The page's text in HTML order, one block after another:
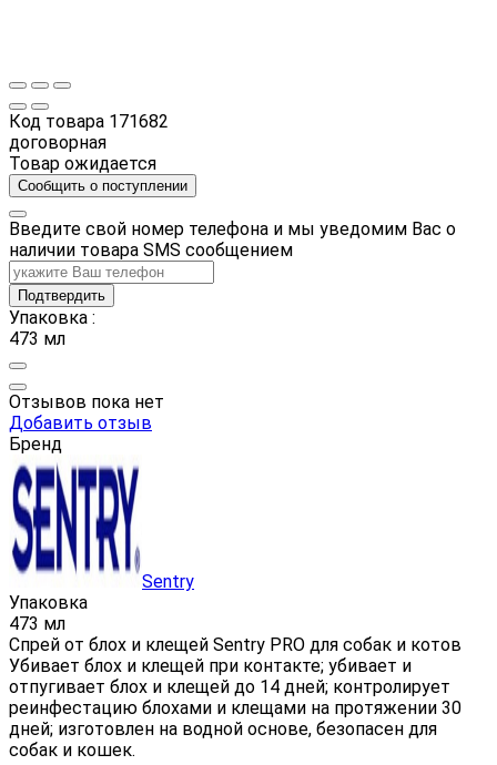
Код товара 171682
договорная
Товар ожидается
Сообщить о поступлении
Введите свой номер телефона и мы уведомим Вас о
наличии товара SMS сообщением
Подтвердить
Упаковка :
473 мл
Отзывов пока нет
Добавить отзыв
Бренд
Sentry
Упаковка
473 мл
Спрей от блох и клещей Sentry PRO для собак и котов
Убивает блох и клещей при контакте; убивает и
отпугивает блох и клещей до 14 дней; контролирует
реинфестацию блохами и клещами на протяжении 30
дней; изготовлен на водной основе, безопасен для
собак и кошек.